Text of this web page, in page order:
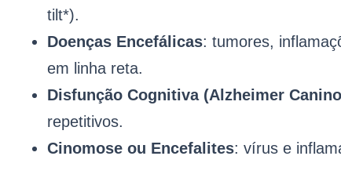
tilt*).
Doenças Encefálicas: tumores,
em linha reta.
Disfunção Cognitiva (Alzheimer
repetitivos.
Cinomose ou Encefalites: vírus e